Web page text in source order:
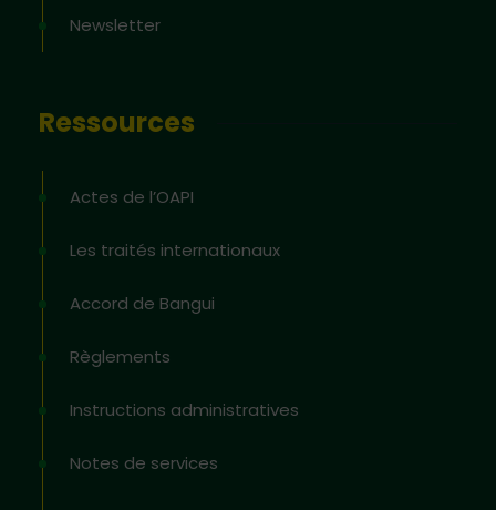
Newsletter
Ressources
Actes de l’OAPI
Les traités internationaux
Accord de Bangui
Règlements
Instructions administratives
Notes de services